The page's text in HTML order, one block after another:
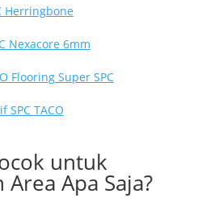
Herringbone
Nexacore 6mm
Flooring Super SPC
SPC TACO
untuk
Apa Saja?